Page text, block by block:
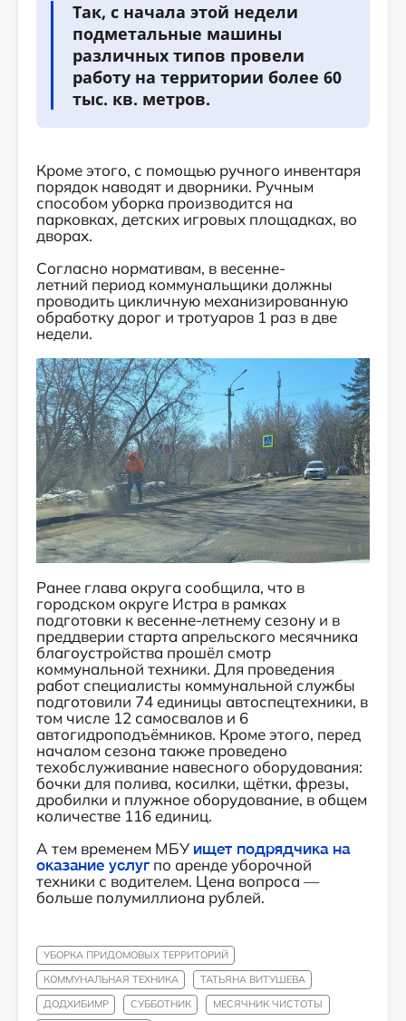
Так, с начала этой недели
подметальные машины
различных типов провели
работу на территории более 60
тыс. кв. метров.
Кроме этого, с помощью ручного инвентаря
порядок наводят и дворники. Ручным
способом уборка производится на
парковках, детских игровых площадках, во
дворах.
Согласно нормативам, в весенне-
летний период коммунальщики должны
проводить цикличную механизированную
обработку дорог и тротуаров 1 раз в две
недели.
Ранее глава округа сообщила, что в
городском округе Истра в рамках
подготовки к весенне‑летнему сезону и в
преддверии старта апрельского месячника
благоустройства прошёл смотр
коммунальной техники. Для проведения
работ специалисты коммунальной службы
подготовили 74 единицы автоспецтехники, в
том числе 12 самосвалов и 6
автогидроподъёмников. Кроме этого, перед
началом сезона также проведено
техобслуживание навесного оборудования:
бочки для полива, косилки, щётки, фрезы,
дробилки и плужное оборудование, в общем
количестве 116 единиц.
А тем временем МБУ ищет подрядчика на
оказание услуг по аренде уборочной
техники с водителем. Цена вопроса —
больше полумиллиона рублей.
УБОРКА ПРИДОМОВЫХ ТЕРРИТОРИЙ
КОММУНАЛЬНАЯ ТЕХНИКА
ТАТЬЯНА ВИТУШЕВА
ДОДХИБИМР
СУББОТНИК
МЕСЯЧНИК ЧИСТОТЫ